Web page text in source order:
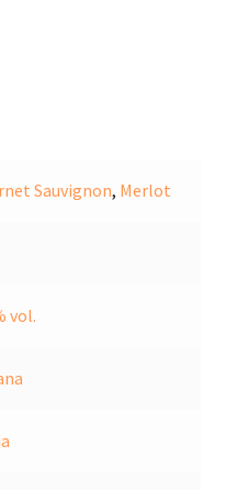
Sauvignon, Merlot
vol.